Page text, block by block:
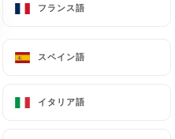
フランス語
スペイン語
イタリア語
フランス語
スペイン語
イタリア語